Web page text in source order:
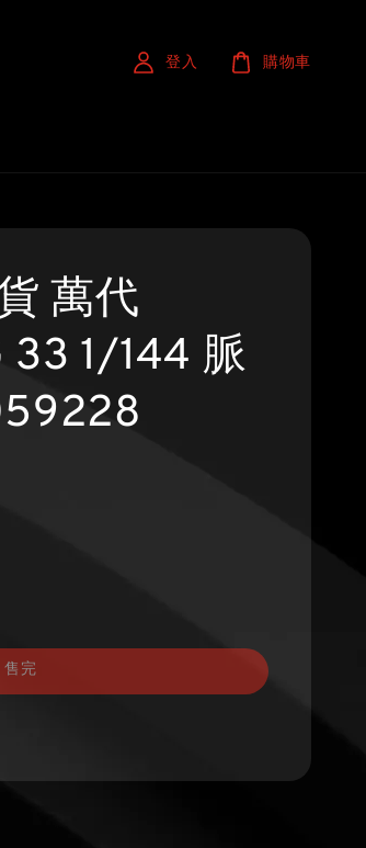
登入 購物車
萬代
33 1/144 脈
售完